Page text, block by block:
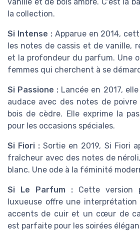
la collection.
Si Intense :Apparue en 2014,
les notes de cassis et de vanille,
et la profondeur du parfum. Une
femmes qui cherchent à se
Si Passione : Lancée en 2017,
audace avec des notes de
bois de cèdre. Elle exprime la
pour les occasions spéciales.
Si Fiori : Sortie en 2019, Si Fiori
fraîcheur avec des notes de
blanc. Une ode à la féminité
Si Le Parfum : Cette version
luxueuse offre une
accents de cuir et un cœur de
est parfaite pour les soirées